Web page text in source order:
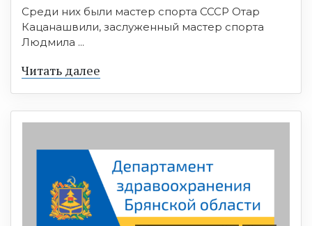
Среди них были мастер спорта СССР Отар
Кацанашвили, заслуженный мастер спорта
Людмила ...
Читать далее